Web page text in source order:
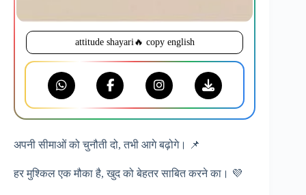
attitude shayari🔥 copy english
अपनी सीमाओं को चुनौती दो, तभी आगे बढ़ोगे। 📌
हर मुश्किल एक मौका है, खुद को बेहतर साबित करने का। 💜